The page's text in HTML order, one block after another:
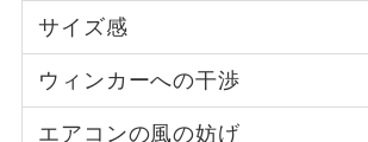
サイズ感
ウィンカーへの干渉
エアコンの風の妨げ